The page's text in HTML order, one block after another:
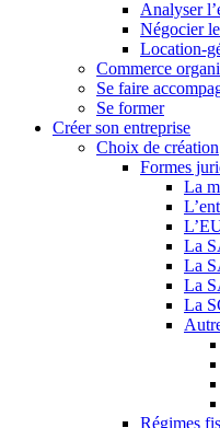
Analyser
Négocier
Location-
Commerce
Se faire
Se former
Créer son entreprise
Choix de création
Formes
La
La
La
La
La
Régimes